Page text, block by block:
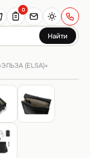
Найти
0
(ELSA)»